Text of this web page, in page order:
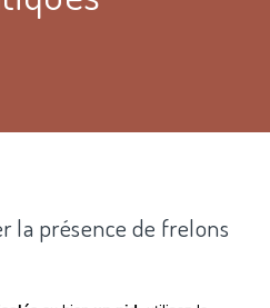
la présence de frelons